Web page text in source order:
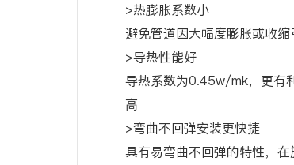
>热膨胀系数小
避免管道因大幅度膨胀或收
>导热性能好
导热系数为0.45w/mk，更有
高
>弯曲不回弹安装更快捷
具有易弯曲不回弹的特性，